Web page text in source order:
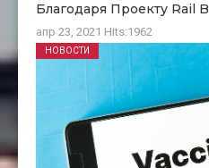
Благодаря Проекту Rail
апр 23, 2021 Hits:1962
НОВОСТИ